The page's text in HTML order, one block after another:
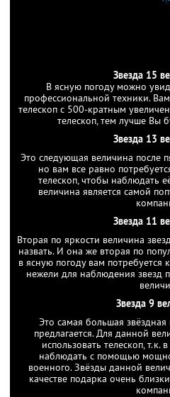
Звезда 15
В ясную погоду можно
профессиональной техники.
телескоп с 500-кратным
телескоп, тем лучше Вы
Звезда 13
Это следующая величина после
но вам все равно
телескоп, чтобы наблюдать
величина является самой
Звезда 11
Вторая по яркости величина
назвать. И она же вторая по
в ясную погоду вам
нежели для наблюдения звезд
Звезда 9
Это самая большая звёздная
предлагается. Для данной
использовать телескоп,
наблюдать с помощью
военного. Звёзды данной
качестве подарка очень